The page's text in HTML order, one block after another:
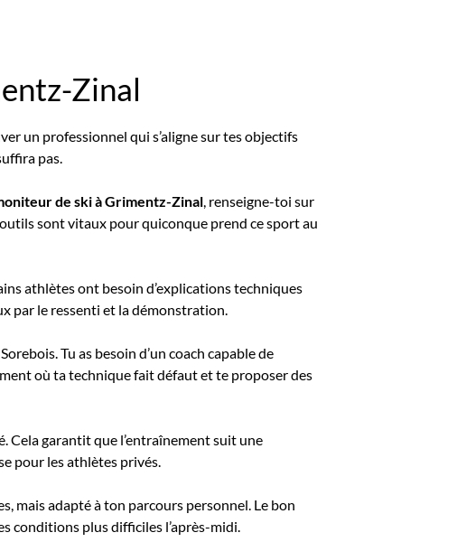
Zinal
un professionnel qui s’aligne sur tes objectifs
pas.
de ski à Grimentz-Zinal , renseigne-toi sur
sont vitaux pour quiconque prend ce sport au
athlètes ont besoin d’explications techniques
par le ressenti et la démonstration.
Tu as besoin d’un coach capable de
où ta technique fait défaut et te proposer des
Cela garantit que l’entraînement suit une
pour les athlètes privés.
mais adapté à ton parcours personnel. Le bon
conditions plus difficiles l’après-midi.